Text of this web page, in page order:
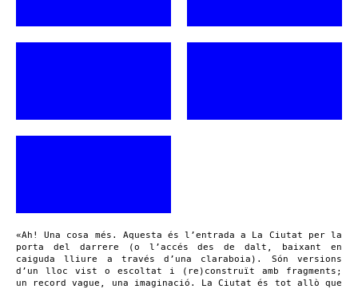
«Ah! Una cosa més. Aquesta és l’entrada a La Ciutat per la
porta del darrere (o l’accés des de dalt, baixant en
caiguda lliure a través d’una claraboia). Són versions
d’un lloc vist o escoltat i (re)construït amb fragments;
un record vague, una imaginació. La Ciutat és tot allò que